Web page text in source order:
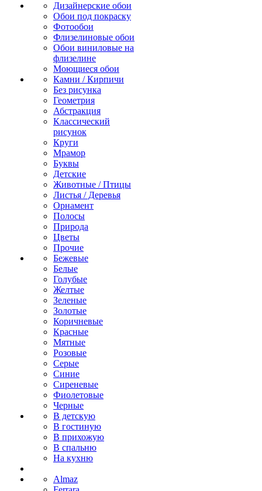
Дизайнерские обои
Обои под покраску
Фотообои
Флизелиновые обои
Обои виниловые на
флизелине
Моющиеся обои
Камни / Кирпичи
Без рисунка
Геометрия
Абстракция
Классический
рисунок
Круги
Мрамор
Буквы
Детские
Животные / Птицы
Листья / Деревья
Орнамент
Полосы
Природа
Цветы
Прочие
Бежевые
Белые
Голубые
Желтые
Зеленые
Золотые
Коричневые
Красные
Мятные
Розовые
Серые
Синие
Сиреневые
Фиолетовые
Черные
В детскую
В гостиную
В прихожую
В спальню
На кухню
Almaz